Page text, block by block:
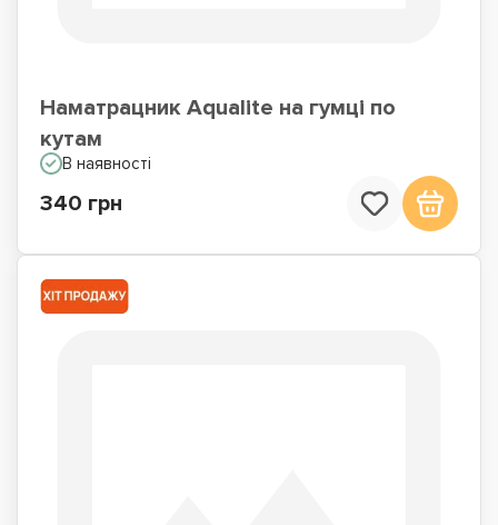
Наматрацник Aqualite на гумці по
кутам
В наявності
340 грн